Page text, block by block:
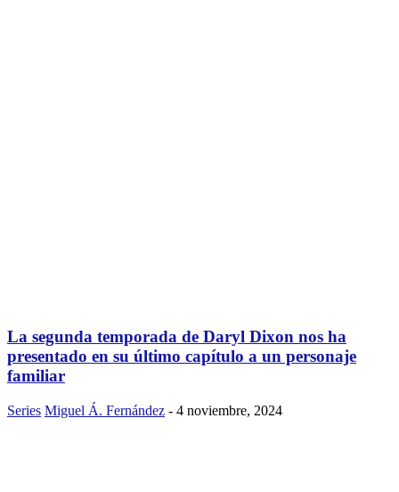
La segunda temporada de Daryl Dixon nos ha
presentado en su último capítulo a un personaje
familiar
Series Miguel Á. Fernández - 4 noviembre, 2024